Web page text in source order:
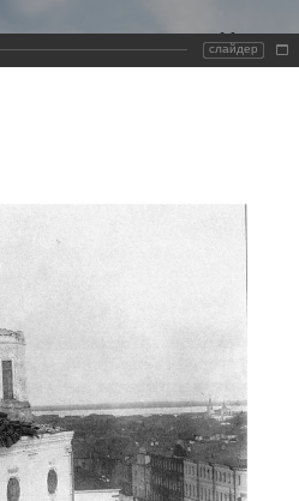
Виртуальный
и
Земли
по благословлению
Вопрос-ответ
Свято-Троицкий собор
слайдер